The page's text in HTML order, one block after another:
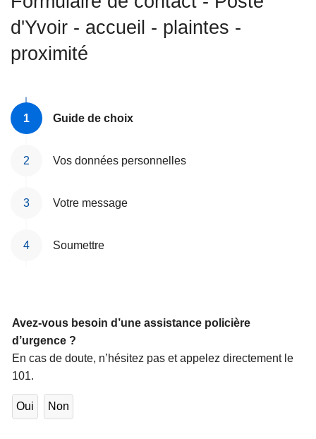
d'Yvoir - accueil - plaintes -
proximité
Guide de choix
Vos données personnelles
Votre message
Soumettre
Avez-vous besoin d’une assistance policière
d’urgence ?
En cas de doute, n’hésitez pas et appelez directement le
101.
Oui Non